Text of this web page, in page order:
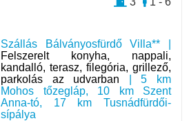
Szállás Bálványosfürdő Villa** |
Felszerelt konyha, nappali,
kandalló, terasz, filegória, grillező,
parkolás az udvarban | 5 km
Mohos tőzegláp, 10 km Szent
Anna-tó, 17 km Tusnádfürdői-
sípálya